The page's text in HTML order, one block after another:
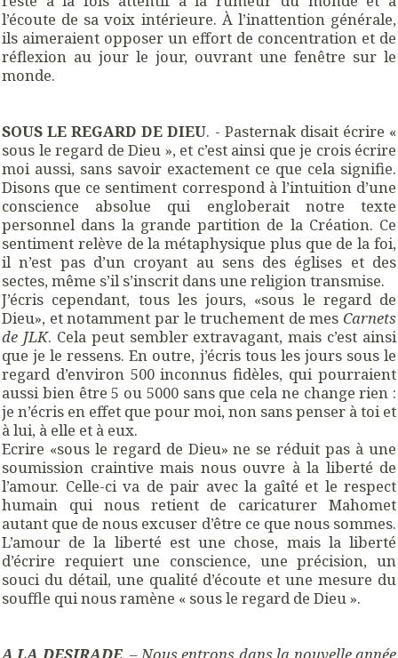
l’écoute de sa voix intérieure. À l’inattention générale,
ils aimeraient opposer un effort de concentration et de
réflexion au jour le jour, ouvrant une fenêtre sur le
monde.
SOUS LE REGARD DE DIEU. - Pasternak disait écrire «
sous le regard de Dieu », et c’est ainsi que je crois écrire
moi aussi, sans savoir exactement ce que cela signifie.
Disons que ce sentiment correspond à l’intuition d’une
conscience absolue qui engloberait notre texte
personnel dans la grande partition de la Création. Ce
sentiment relève de la métaphysique plus que de la foi,
il n’est pas d’un croyant au sens des églises et des
sectes, même s’il s’inscrit dans une religion transmise.
J’écris cependant, tous les jours, «sous le regard de
Dieu», et notamment par le truchement de mes Carnets
de JLK. Cela peut sembler extravagant, mais c’est ainsi
que je le ressens. En outre, j’écris tous les jours sous le
regard d’environ 500 inconnus fidèles, qui pourraient
aussi bien être 5 ou 5000 sans que cela ne change rien :
je n’écris en effet que pour moi, non sans penser à toi et
à lui, à elle et à eux.
Ecrire «sous le regard de Dieu» ne se réduit pas à une
soumission craintive mais nous ouvre à la liberté de
l’amour. Celle-ci va de pair avec la gaîté et le respect
humain qui nous retient de caricaturer Mahomet
autant que de nous excuser d’être ce que nous sommes.
L’amour de la liberté est une chose, mais la liberté
d’écrire requiert une conscience, une précision, un
souci du détail, une qualité d’écoute et une mesure du
souffle qui nous ramène « sous le regard de Dieu ».